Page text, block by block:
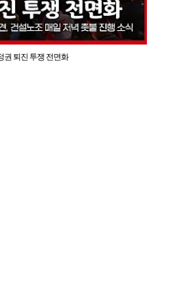
권 퇴진 투쟁 전면화